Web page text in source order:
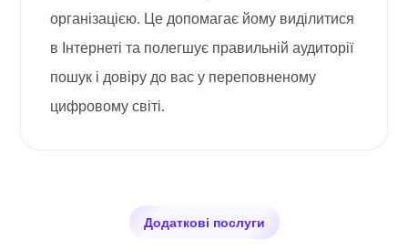
організацією. Це допомагає йому виділитися
в Інтернеті та полегшує правильній аудиторії
пошук і довіру до вас у переповненому
цифровому світі.
Додаткові послуги